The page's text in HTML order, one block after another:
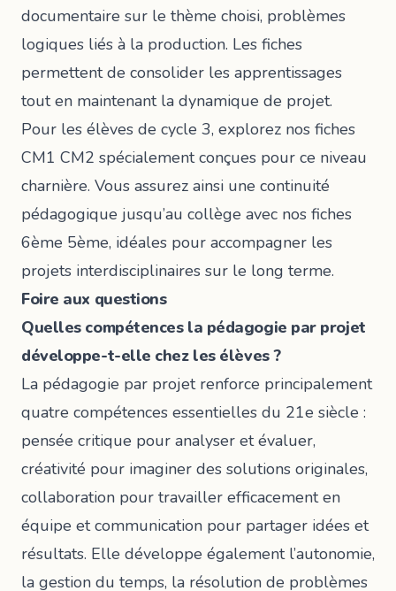
documentaire sur le thème choisi, problèmes
logiques liés à la production. Les fiches
permettent de consolider les apprentissages
tout en maintenant la dynamique de projet.
Pour les élèves de cycle 3, explorez nos fiches
CM1 CM2 spécialement conçues pour ce niveau
charnière. Vous assurez ainsi une continuité
pédagogique jusqu’au collège avec nos fiches
6ème 5ème, idéales pour accompagner les
projets interdisciplinaires sur le long terme.
Foire aux questions
Quelles compétences la pédagogie par projet
développe-t-elle chez les élèves ?
La pédagogie par projet renforce principalement
quatre compétences essentielles du 21e siècle :
pensée critique pour analyser et évaluer,
créativité pour imaginer des solutions originales,
collaboration pour travailler efficacement en
équipe et communication pour partager idées et
résultats. Elle développe également l’autonomie,
la gestion du temps, la résolution de problèmes